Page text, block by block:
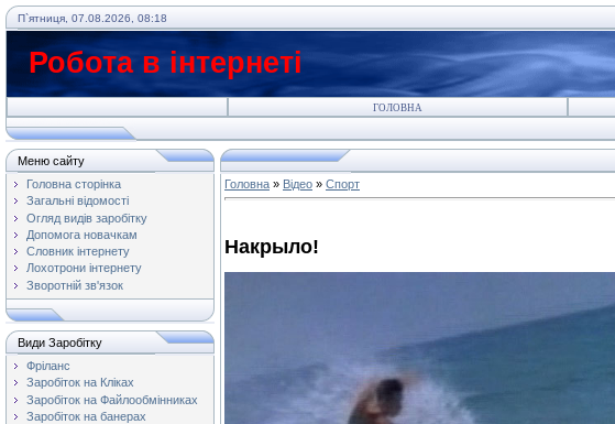
П`ятниця, 07.08.2026, 08:18
Робота в інтернеті
ГОЛОВНА
Меню сайту
Головна сторінка
Загальні відомості
Огляд видів заробітку
Допомога новачкам
Словник інтернету
Лохотрони інтернету
Зворотній зв'язок
Види Заробітку
Фріланс
Заробіток на Кліках
Заробіток на Файлообмінниках
Заробіток на банерах
Головна » Відео » Спорт
Накрыло!